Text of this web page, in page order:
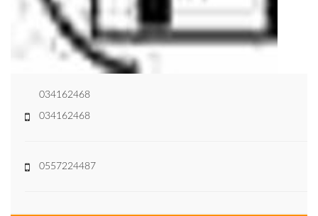
034162468
034162468
0557224487